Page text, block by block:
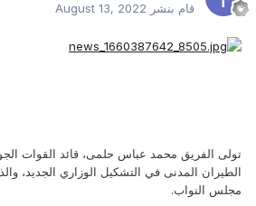
قام بنشر August 13, 2022
تولى الفريق محمد عباس حلمى، قائد القوات
الطيران المدنى في التشكيل الوزاري الجديد،
مجلس النواب.